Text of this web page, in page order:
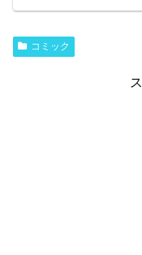
コミック